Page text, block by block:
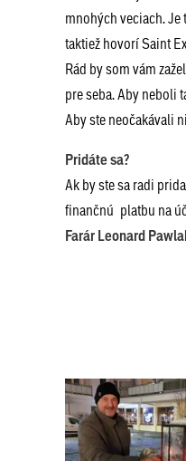
mnohých veciach. Je
taktiež hovorí Saint
Rád by som vám
pre seba. Aby neboli
Aby ste neočakávali
Pridáte sa?
Ak by ste sa radi
finančnú platbu na
FarárLeonard